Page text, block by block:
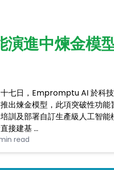
演進中煉金模
七日，Empromptu AI 於科
出煉金模型，此項突破性功能
訓及部署自訂生產級人工智能
接建基 …
read